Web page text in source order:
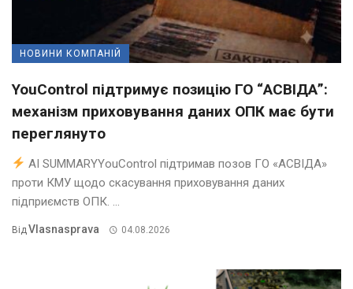
НОВИНИ КОМПАНІЙ
YouControl підтримує позицію ГО “АСВІДА”:
механізм приховування даних ОПК має бути
переглянуто
AI SUMMARYYouControl підтримав позов ГО «АСВІДА»
проти КМУ щодо скасування приховування даних
підприємств ОПК. ...
ВідVlasnasprava 04.08.2026